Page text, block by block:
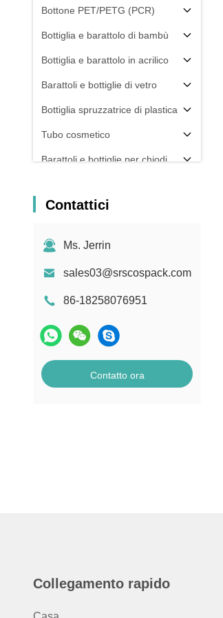
Bottone PET/PETG (PCR)
Bottiglia e barattolo di bambù
Bottiglia e barattolo in acrilico
Barattoli e bottiglie di vetro
Bottiglia spruzzatrice di plastica
Tubo cosmetico
Barattoli e bottiglie per chiodi
Altri
Contattici
Ms. Jerrin
sales03@srscospack.com
86-18258076951
Contatto ora
Collegamento rapido